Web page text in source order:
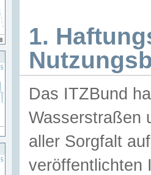
1.
Das ITZBund
Wasserstraßen
aller Sorgfalt
veröffentlichten